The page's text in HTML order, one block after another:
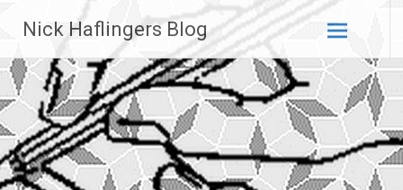
Inhalt
springen
Nick Haflingers Blog